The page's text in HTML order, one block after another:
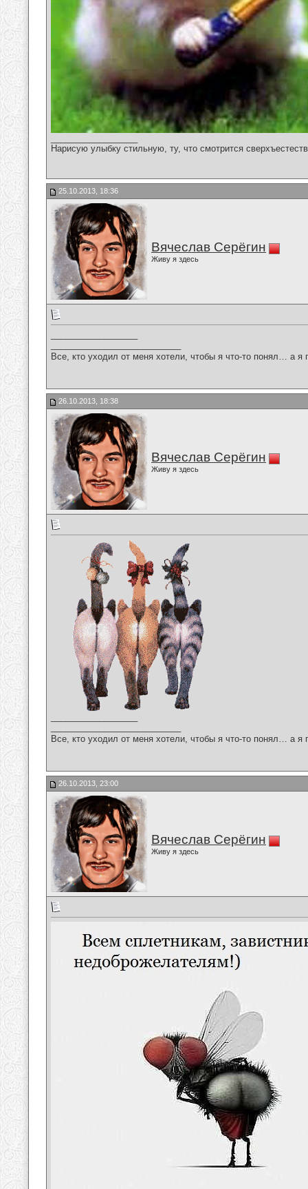
Нарисую улыбку стильную, ту, что смотрится
25.10.2013, 18:36
Вячеслав Серёгин
Живу я здесь
Все, кто уходил от меня хотели, чтобы я что-то понял… а
26.10.2013, 18:38
Вячеслав Серёгин
Живу я здесь
Все, кто уходил от меня хотели, чтобы я что-то понял… а
26.10.2013, 23:00
Вячеслав Серёгин
Живу я здесь